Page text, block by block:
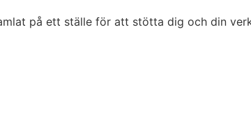
på ett ställe för att stötta dig och din